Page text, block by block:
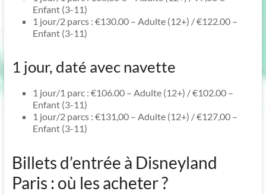
Enfant (3-11)
1 jour/2 parcs : €130.00 – Adulte (12+) / €122.00 –
Enfant (3-11)
1 jour, daté avec navette
1 jour/1 parc : €106.00 – Adulte (12+) / €102.00 –
Enfant (3-11)
1 jour/2 parcs : €131,00 – Adulte (12+) / €127,00 –
Enfant (3-11)
Billets d’entrée à Disneyland
Paris : où les acheter ?